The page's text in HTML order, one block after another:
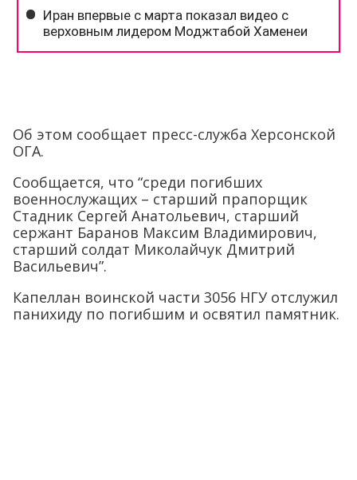
Об этом сообщает пресс-служба Херсонской
ОГА.
Сообщается, что “среди погибших
военнослужащих – старший прапорщик
Стадник Сергей Анатольевич, старший
сержант Баранов Максим Владимирович,
старший солдат Миколайчук Дмитрий
Васильевич”.
Капеллан воинской части 3056 НГУ отслужил
панихиду по погибшим и освятил памятник.